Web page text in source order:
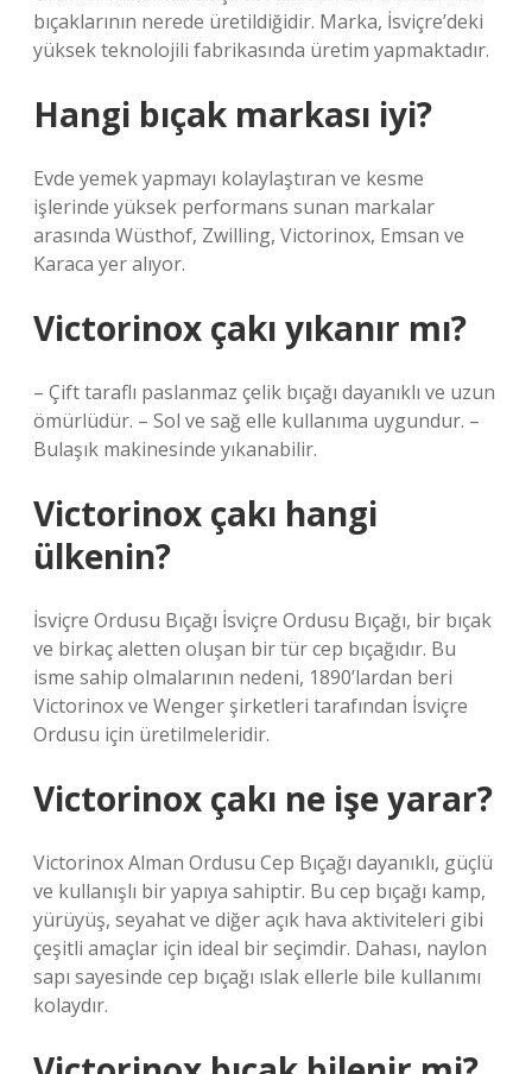
bıçaklarının nerede üretildiğidir. Marka, İsviçre’deki
yüksek teknolojili fabrikasında üretim yapmaktadır.
Hangi bıçak markası iyi?
Evde yemek yapmayı kolaylaştıran ve kesme
işlerinde yüksek performans sunan markalar
arasında Wüsthof, Zwilling, Victorinox, Emsan ve
Karaca yer alıyor.
Victorinox çakı yıkanır mı?
– Çift taraflı paslanmaz çelik bıçağı dayanıklı ve uzun
ömürlüdür. – Sol ve sağ elle kullanıma uygundur. –
Bulaşık makinesinde yıkanabilir.
Victorinox çakı hangi
ülkenin?
İsviçre Ordusu Bıçağı İsviçre Ordusu Bıçağı, bir bıçak
ve birkaç aletten oluşan bir tür cep bıçağıdır. Bu
isme sahip olmalarının nedeni, 1890’lardan beri
Victorinox ve Wenger şirketleri tarafından İsviçre
Ordusu için üretilmeleridir.
Victorinox çakı ne işe yarar?
Victorinox Alman Ordusu Cep Bıçağı dayanıklı, güçlü
ve kullanışlı bir yapıya sahiptir. Bu cep bıçağı kamp, ​​
yürüyüş, seyahat ve diğer açık hava aktiviteleri gibi
çeşitli amaçlar için ideal bir seçimdir. Dahası, naylon
sapı sayesinde cep bıçağı ıslak ellerle bile kullanımı
kolaydır.